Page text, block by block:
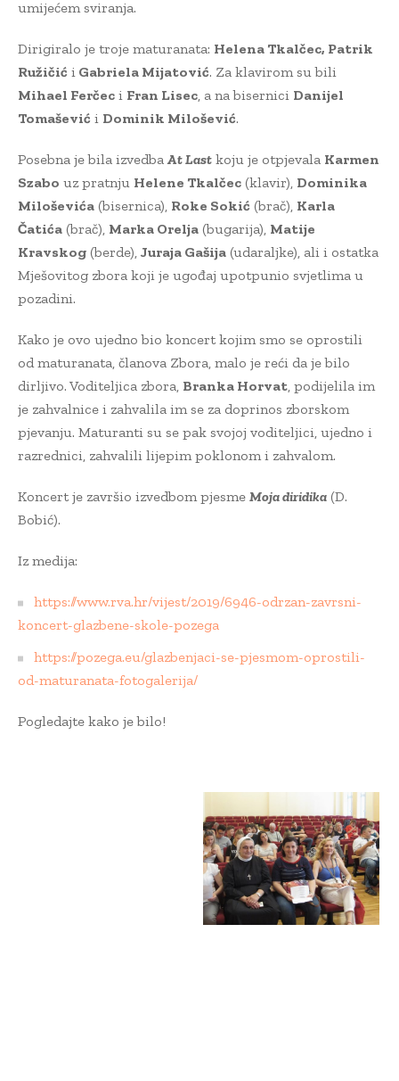
umijećem sviranja.
Dirigiralo je troje maturanata: Helena Tkalčec, Patrik
Ružičić iGabriela Mijatović. Za klavirom su bili
Mihael Ferčeci Fran Lisec, a na bisernici Danijel
Tomašević i Dominik Milošević.
Posebna je bila izvedbaAt Lastkoju je otpjevala Karmen
Szabo uz pratnju Helene Tkalčec(klavir), Dominika
Miloševića(bisernica), Roke Sokić (brač), Karla
Čatića(brač), Marka Orelja(bugarija), Matije
Kravskog(berde), Juraja Gašija(udaraljke), ali i ostatka
Mješovitog zbora koji je ugođaj upotpunio svjetlima u
pozadini.
Kako je ovo ujedno bio koncert kojim smo se oprostili
od maturanata, članova Zbora, malo je reći da je bilo
dirljivo. Voditeljica zbora, Branka Horvat, podijelila im
je zahvalnice i zahvalila im se za doprinos zborskom
pjevanju. Maturanti su se pak svojoj voditeljici, ujedno i
razrednici, zahvalili lijepim poklonom i zahvalom.
Koncert je završio izvedbom pjesme Moja diridika(D.
Bobić).
Iz medija:
https://www.rva.hr/vijest/2019/6946-odrzan-zavrsni-
koncert-glazbene-skole-pozega
https://pozega.eu/glazbenjaci-se-pjesmom-oprostili-
od-maturanata-fotogalerija/
Pogledajte kako je bilo!